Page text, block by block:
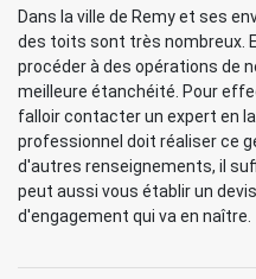
Dans la ville de Remy et ses
des toits sont très nombreux.
procéder à des opérations de
meilleure étanchéité. Pour
falloir contacter un expert en
professionnel doit réaliser ce
d'autres renseignements, il
peut aussi vous établir un
d'engagement qui va en naître.